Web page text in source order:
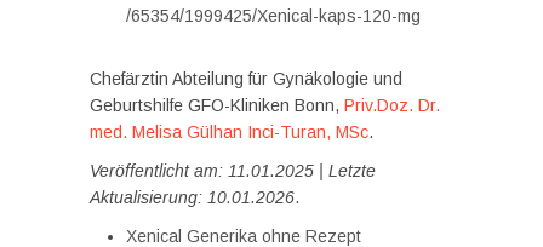
/65354/1999425/Xenical-kaps-120-mg
Chefärztin Abteilung für Gynäkologie und
Geburtshilfe GFO-Kliniken Bonn, Priv.Doz. Dr.
med. Melisa Gülhan Inci-Turan, MSc.
Veröffentlicht am: 11.01.2025 | Letzte
Aktualisierung: 10.01.2026.
Xenical Generika ohne Rezept